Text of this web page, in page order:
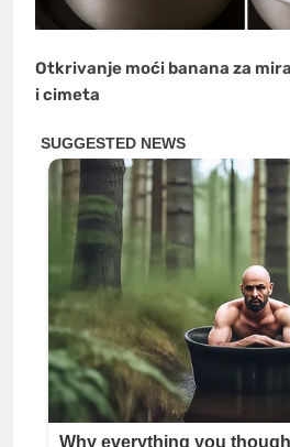
Otkrivanje moći banana za
i cimeta